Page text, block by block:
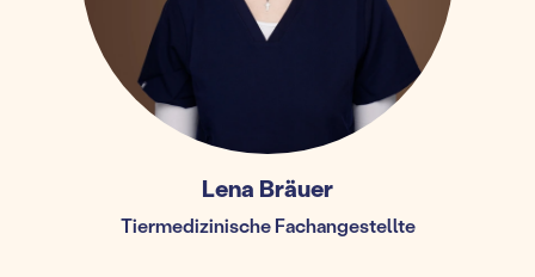
Lena Bräuer
Tiermedizinische Fachangestellte